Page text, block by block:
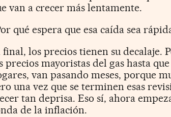
van a crecer más lentamente.
qué espera que esa caída sea
los precios tienen su decalaje.
precios mayoristas del gas hasta
van pasando meses, porque
una vez que se terminen esas
tan deprisa. Eso sí, ahora
de la inflación.